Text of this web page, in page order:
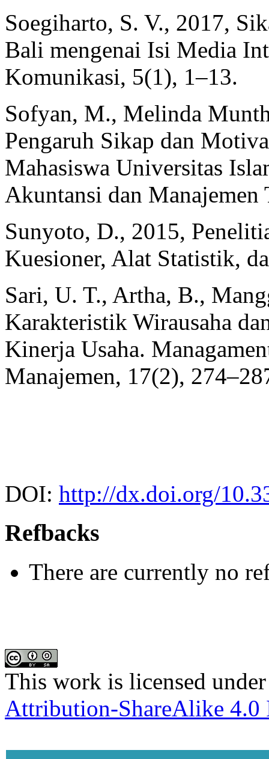
Soegiharto, S. V., 2017,
Bali mengenai Isi Media
Komunikasi, 5(1), 1–13.
Sofyan, M., Melinda
Pengaruh Sikap dan
Mahasiswa Universitas
Akuntansi dan
Sunyoto, D., 2015,
Kuesioner, Alat Statistik,
Sari, U. T., Artha, B.,
Karakteristik Wirausaha
Kinerja Usaha.
Manajemen, 17(2),
DOI: http://dx.doi.org/
Refbacks
There are currently no
This work is licensed
Attribution-ShareAlike 4.0